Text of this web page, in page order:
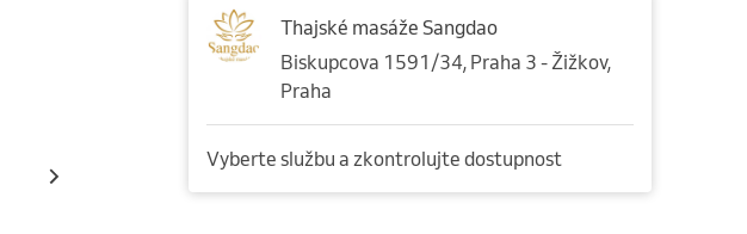
Thajské masáže Sangdao
Biskupcova 1591/34, Praha 3 - Žižkov,
Praha
Vyberte službu a zkontrolujte dostupnost